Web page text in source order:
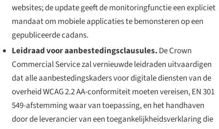
websites; de update geeft de monitoringfunctie een expliciet
mandaat om mobiele applicaties te bemonsteren op een
gepubliceerde cadans.
Leidraad voor aanbestedingsclausules. De Crown
Commercial Service zal vernieuwde leidraden uitvaardigen
dat alle aanbestedingskaders voor digitale diensten van de
overheid WCAG 2.2 AA-conformiteit moeten vereisen, EN 301
549-afstemming waar van toepassing, en het handhaven
door de leverancier van een toegankelijkheidsverklaring die